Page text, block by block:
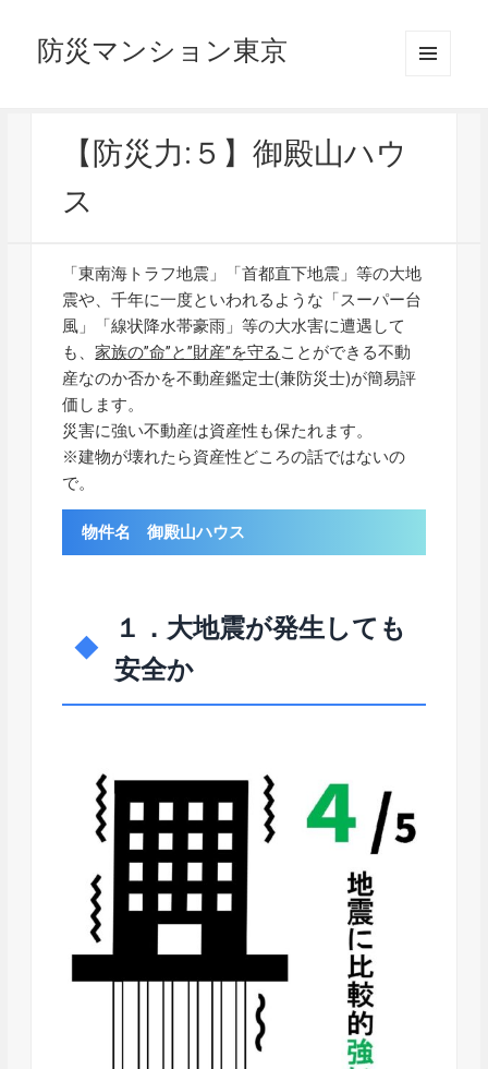
防災マンション東京
【防災力:５】御殿山ハウ
ス
「東南海トラフ地震」「首都直下地震」等の大地
震や、千年に一度といわれるような「スーパー台
風」「線状降水帯豪雨」等の大水害に遭遇して
も、家族の”命”と”財産”を守る ことができる不動
産なのか否かを不動産鑑定士(兼防災士)が簡易評
価します。
災害に強い不動産は資産性も保たれます。
※建物が壊れたら資産性どころの話ではないの
で。
物件名 御殿山ハウス
１．大地震が発生しても
安全か